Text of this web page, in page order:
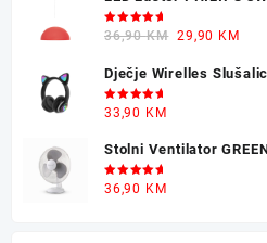
product
page
Ocjenjeno
5.00 od 5
36,90KM Original
was:
29,90 KM
is:
Dječje Wirelles
Ocjenjeno
5.00 od 5
33,90 KM
Stolni Ventilator
Ocjenjeno
5.00 od 5
36,90 KM